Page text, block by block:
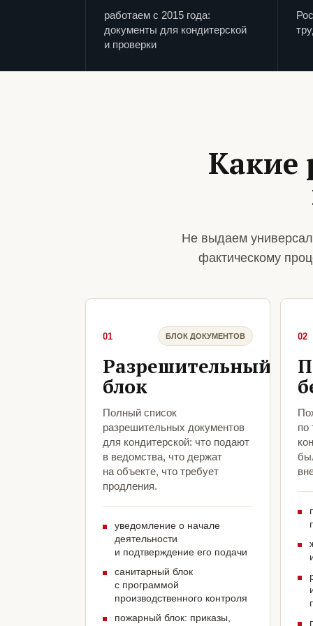
работаем с 2015 года:
документы для кондитерской
и проверки
Какие
Не выдаем
фактическому
01 БЛОК ДОКУМЕНТОВ
Разрешительный
блок
Полный список
разрешительных документов
для кондитерской: что подают
в ведомства, что держат
на объекте, что требует
продления.
уведомление о начале
деятельности
и подтверждение его подачи
санитарный блок
с программой
производственного контроля
пожарный блок: приказы,
02
по